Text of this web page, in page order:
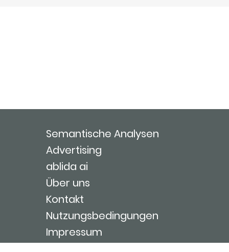
Semantische Analysen
Advertising
ablida ai
Über uns
Kontakt
Nutzungsbedingungen
Impressum